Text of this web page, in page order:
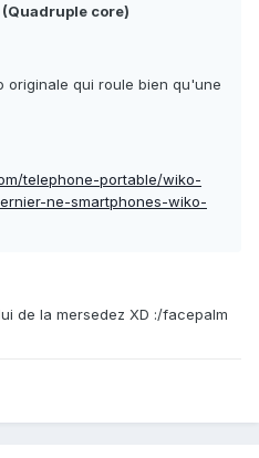
core)
originale qui roule bien qu'une
telephone-portable/wiko-
ne-smartphones-wiko-
de la mersedez XD :/facepalm